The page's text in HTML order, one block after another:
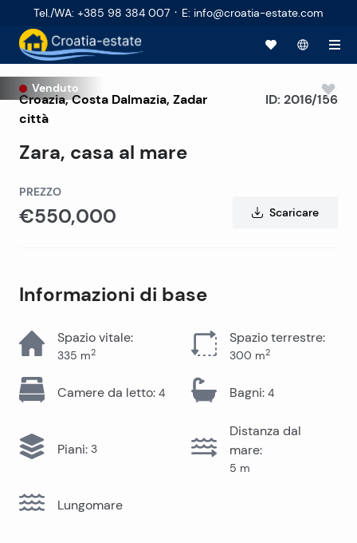
Tel./WA: +385 98 384 007 · E: info@croatia-estate.com
Venduto
Croazia,Costa Dalmazia, Zadar
città
Zara, casa al mare
ID: 2016/156
PREZZO
€550,000 Scaricare
Informazioni di base
Spazio vitale:
335 m2
Spazio terrestre:
300 m2
Camere da letto: 4 Bagni: 4
Piani: 3
Distanza dal
mare:
5 m
Lungomare